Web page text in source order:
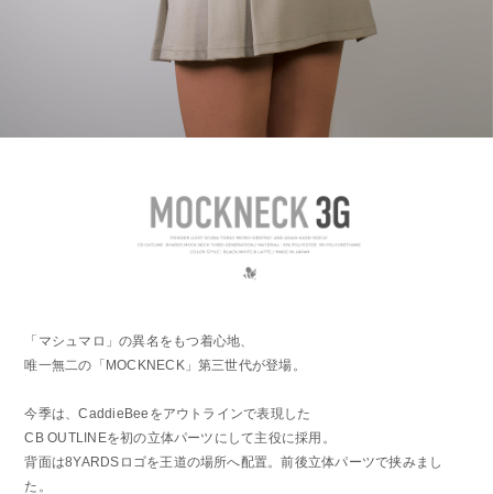
「マシュマロ」の異名をもつ着心地、
唯一無二の「MOCKNECK」第三世代が登場。
今季は、CaddieBeeをアウトラインで表現した
CB OUTLINEを初の立体パーツにして主役に採用。
背面は8YARDSロゴを王道の場所へ配置。前後立体パーツで挟みまし
た。